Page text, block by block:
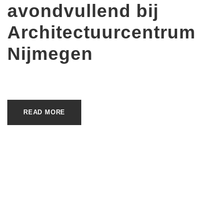
avondvullend bij
Architectuurcentrum
Nijmegen
READ MORE